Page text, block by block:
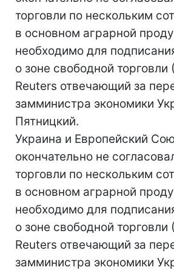
торговли по нескольким
в основном аграрной
необходимо для
о зоне свободной торговли
Reuters отвечающий за
замминистра экономики
Пятницкий.
Украина и Европейский
окончательно не
торговли по нескольким
в основном аграрной
необходимо для
о зоне свободной торговли
Reuters отвечающий за
замминистра экономики